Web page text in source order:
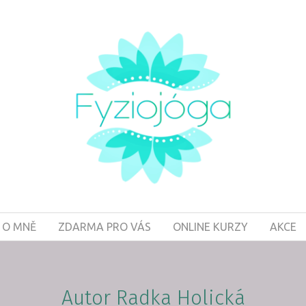
O MNĚ ZDARMA PRO VÁS ONLINE KURZY AKCE
Autor Radka Holická